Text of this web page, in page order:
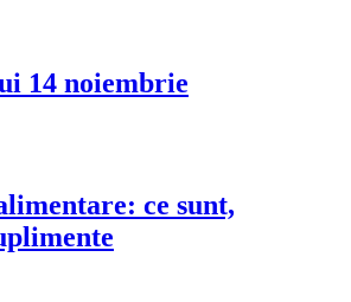
14 noiembrie
ce sunt,